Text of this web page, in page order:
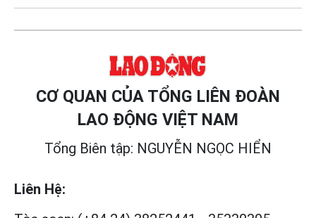
CƠ QUAN CỦA TỔNG LIÊN ĐOÀN
LAO ĐỘNG VIỆT NAM
Tổng Biên tập: NGUYỄN NGỌC HIỂN
Liên Hệ: